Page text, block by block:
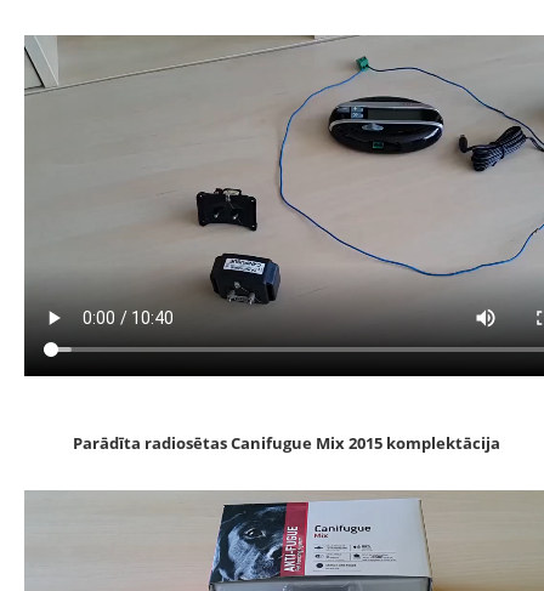
Parādīta radiosētas Canifugue Mix 2015 komplektācija